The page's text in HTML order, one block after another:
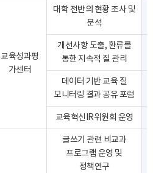
교육성과평
가센터
대학 전반의 현황 조사 및
분석
개선사항 도출, 환류를
통한 지속적 질 관리
데이터 기반 교육 질
모니터링 결과 공유 포럼
교육혁신IR위원회 운영
글쓰기 관련 비교과
프로그램 운영 및
정책연구